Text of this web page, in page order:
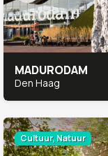
MADURODAM
Den Haag
Cultuur, Natuur